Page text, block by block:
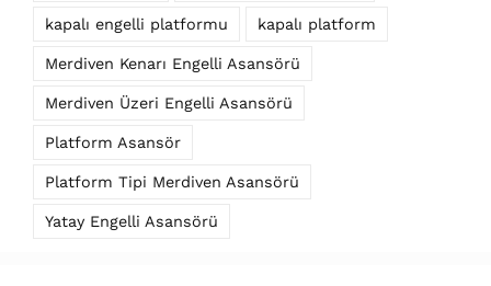
kapalı engelli platformu kapalı platform
Merdiven Kenarı Engelli Asansörü
Merdiven Üzeri Engelli Asansörü
Platform Asansör
Platform Tipi Merdiven Asansörü
Yatay Engelli Asansörü